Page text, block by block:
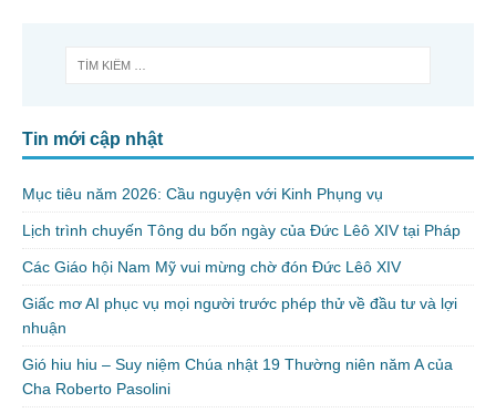
Tin mới cập nhật
Mục tiêu năm 2026: Cầu nguyện với Kinh Phụng vụ
Lịch trình chuyến Tông du bốn ngày của Đức Lêô XIV tại Pháp
Các Giáo hội Nam Mỹ vui mừng chờ đón Đức Lêô XIV
Giấc mơ AI phục vụ mọi người trước phép thử về đầu tư và lợi
nhuận
Gió hiu hiu – Suy niệm Chúa nhật 19 Thường niên năm A của
Cha Roberto Pasolini